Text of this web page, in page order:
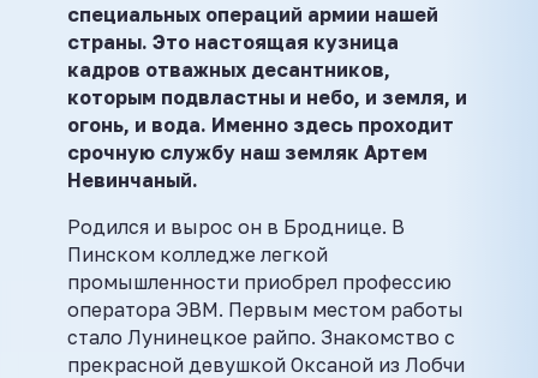
специальных операций армии нашей
страны. Это настоящая кузница
кадров отважных десантников,
которым подвластны и небо, и земля, и
огонь, и вода. Именно здесь проходит
срочную службу наш земляк Артем
Невинчаный.
Родился и вырос он в Броднице. В
Пинском колледже легкой
промышленности приобрел профессию
оператора ЭВМ. Первым местом работы
стало Лунинецкое райпо. Знакомство с
прекрасной девушкой Оксаной из Лобчи